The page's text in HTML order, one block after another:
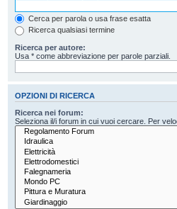
Cerca per parola o usa frase esatta
Ricerca qualsiasi termine
Ricerca per autore:
Usa * come abbreviazione per parole parziali.
OPZIONI DI RICERCA
Ricerca nei forum:
Seleziona il/i forum in cui vuoi cercare. Per